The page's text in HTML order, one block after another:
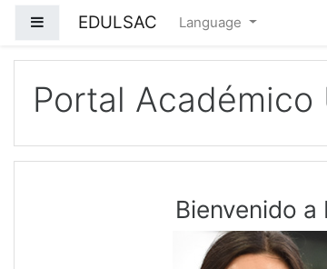
Side panel
EDULSAC Language
Portal Académico
Bienvenido